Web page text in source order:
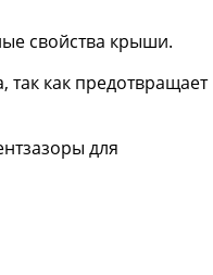
свойства крыши.
так как предотвращает
для